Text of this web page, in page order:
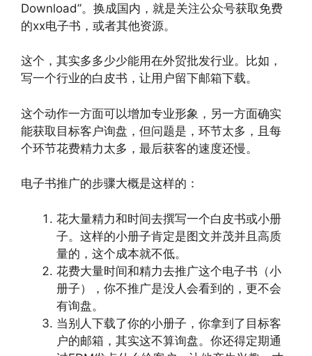
Download”。换成国内，就是关注公众号获取免费
的xx电子书，或者其他资源。
这个，其实多多少少能用在外贸批发行业。比如，
写一个行业的白皮书，让用户留下邮箱下载。
这个动作一方面可以增加专业形象，另一方面确实
能获取目标客户询盘，但问题是，环节太多，且每
个环节花费精力太多，最后获客的速度还慢。
电子书推广的步骤大概是这样的：
花大量精力和时间去撰写一个白皮书或小册
子。这样的小册子肯定是图文并茂并且高质
量的，这个成本就不低。
花费大量时间和精力去推广这个电子书（小
册子），你不推广是没人会看到的，更不会
有询盘。
当别人下载了你的小册子，你拿到了目标客
户的邮箱，其实这不算询盘。你还得定期通